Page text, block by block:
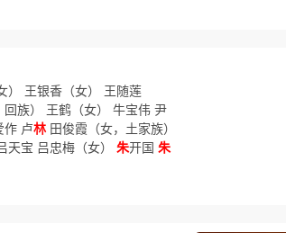
） 王银香（女） 王随莲
回族） 王鹤（女） 牛宝伟 尹
作 卢林 田俊霞（女，土家族）
宝 吕忠梅（女） 朱开国 朱